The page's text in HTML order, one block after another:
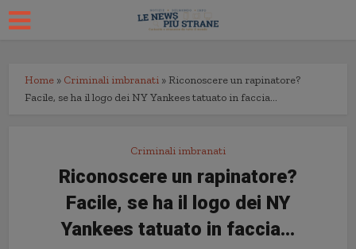
Home » Criminali imbranati » Riconoscere un rapinatore?
Facile, se ha il logo dei NY Yankees tatuato in faccia…
Criminali imbranati
Riconoscere un rapinatore?
Facile, se ha il logo dei NY
Yankees tatuato in faccia…